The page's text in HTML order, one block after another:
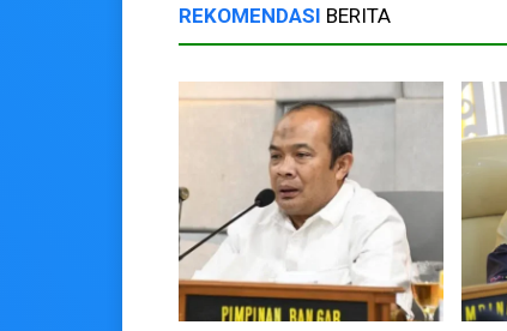
REKOMENDASI BERITA